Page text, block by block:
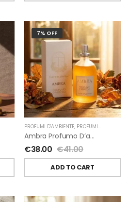
PROFUMATORI A BASTONCINI ,CHIARA FIRENZE
7% OFF
PROFUMI D'AMBIENTE, PROFUMI D'AMBIENTE FIORIRA' UN GIARDINO
Ambra Profumo D’ambiente Di Fiorirà Un Giardino
€38.00 €41.00
ADD TO CART